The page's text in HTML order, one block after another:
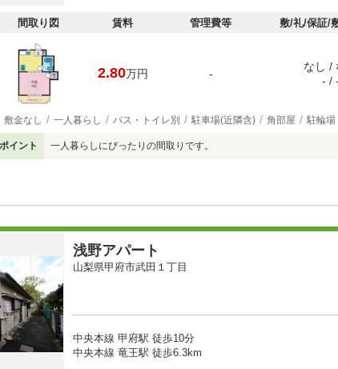
間取り図 賃料 管理費等 敷/礼/保証/
2.80万円 -
なし /
- / -
敷金なし 一人暮らし バス・トイレ別 駐車場(近隣含) 角部屋 駐輪場
イント 一人暮らしにぴったりの間取りです。
浅野アパート
山梨県甲府市武田１丁目
中央本線 甲府駅 徒歩10分
中央本線 竜王駅 徒歩6.3km